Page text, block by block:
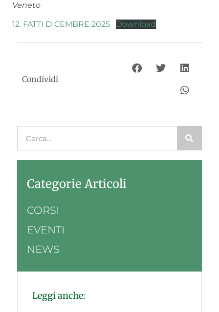
Veneto
12. FATTI DICEMBRE 2025 Download
Condividi
Categorie Articoli
CORSI
EVENTI
NEWS
Leggi anche: